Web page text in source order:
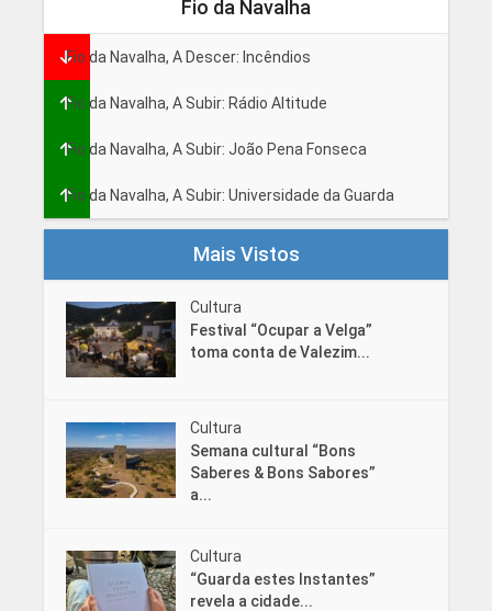
Fio da Navalha
Fio da Navalha, A Descer: Incêndios
Fio da Navalha, A Subir: Rádio Altitude
Fio da Navalha, A Subir: João Pena Fonseca
Fio da Navalha, A Subir: Universidade da Guarda
Mais Vistos
Cultura
Festival “Ocupar a Velga”
toma conta de Valezim...
Cultura
Semana cultural “Bons
Saberes & Bons Sabores”
a...
Cultura
“Guarda estes Instantes”
revela a cidade...